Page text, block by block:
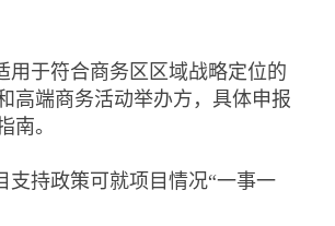
于符合商务区区域战略定位的
高端商务活动举办方，具体申报
南。
持政策可就项目情况“一事一